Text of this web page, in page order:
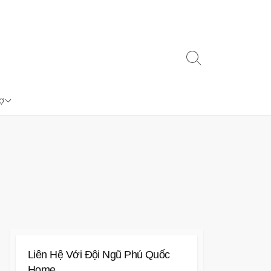
2000
Search
Liên Hệ Với Đội Ngũ Phú Quốc